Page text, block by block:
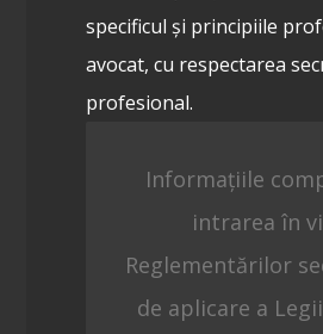
specificul și principiile
avocat, cu respectarea
profesional.
Informațiile
intrarea în
Reglementărilor
de aplicare a